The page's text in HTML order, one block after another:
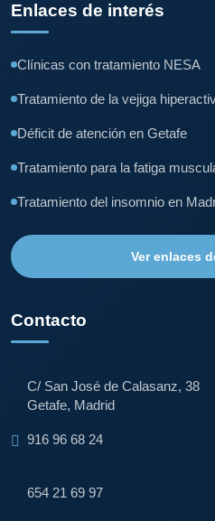
Enlaces de interés
Clínicas con tratamiento NESA
Tratamiento de la vejiga
Déficit de atención en Getafe
Tratamiento para la fatiga
Tratamiento del insomnio en
Ver enlaces
Contacto
C/ San José de Calasanz, 38
Getafe, Madrid
916 96 68 24
654 21 69 97